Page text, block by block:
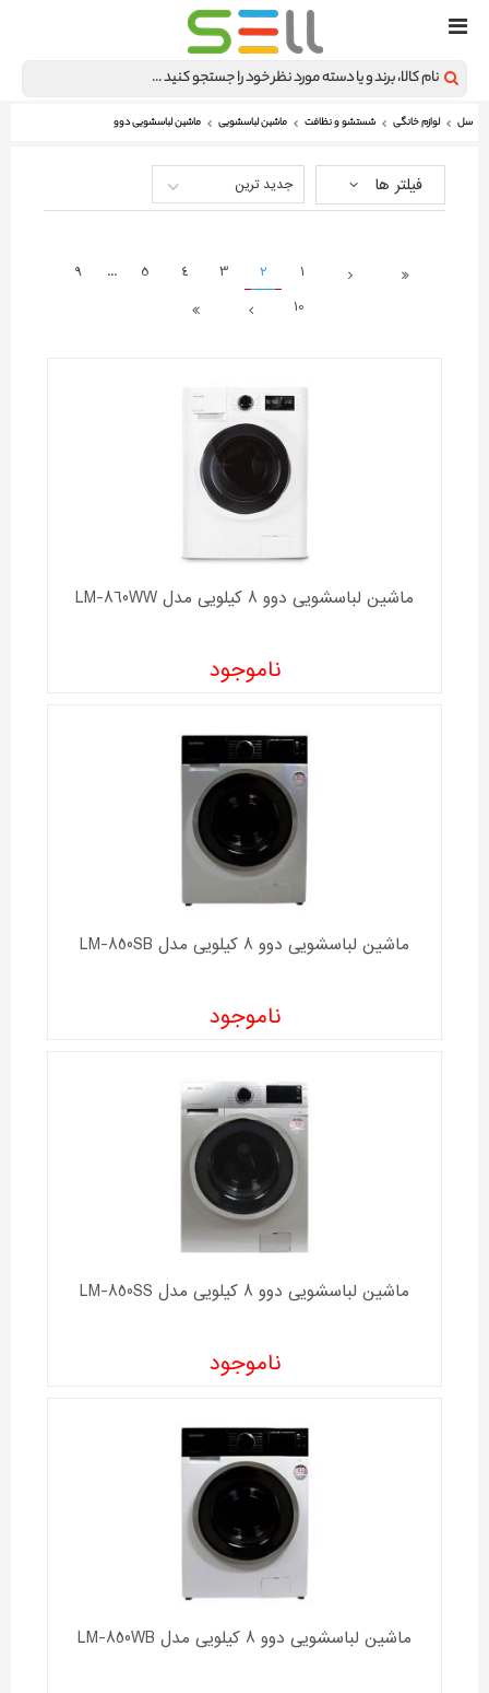
سل لوازم خانگی شستشو و نظافت ماشین لباسشویی ماشین لباسشویی دوو
فیلتر ها جدید ترین
1
2
3
4
5
...
9
10
ماشین لباسشویی دوو 8 کیلویی مدل LM-860WW
ناموجود
ماشین لباسشویی دوو 8 کیلویی مدل LM-850SB
ناموجود
ماشین لباسشویی دوو 8 کیلویی مدل LM-850SS
ناموجود
ماشین لباسشویی دوو 8 کیلویی مدل LM-850WB